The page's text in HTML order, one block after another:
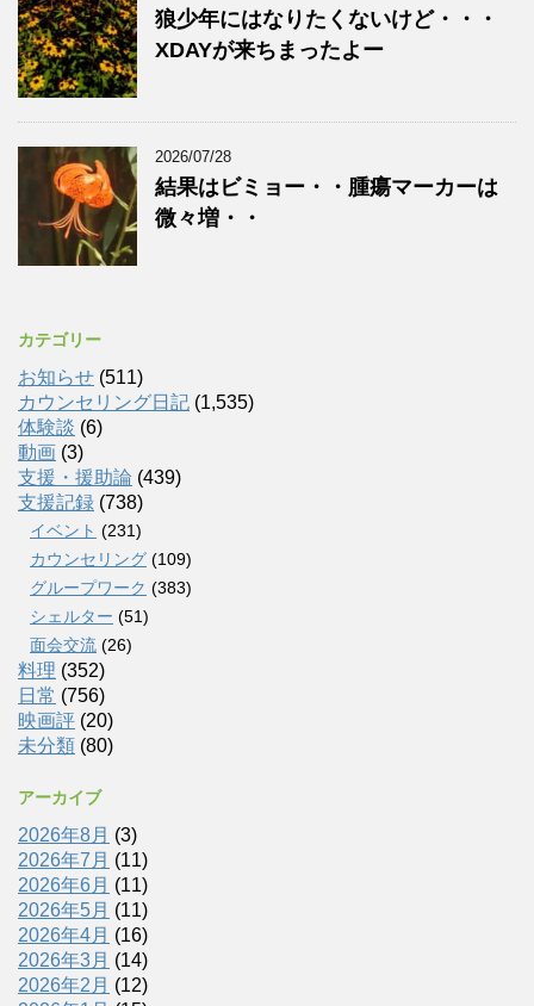
狼少年にはなりたくないけど・・・
XDAYが来ちまったよー
2026/07/28
結果はビミョー・・腫瘍マーカーは
微々増・・
カテゴリー
お知らせ (511)
カウンセリング日記 (1,535)
体験談 (6)
動画 (3)
支援・援助論 (439)
支援記録 (738)
イベント (231)
カウンセリング (109)
グループワーク (383)
シェルター (51)
面会交流 (26)
料理 (352)
日常 (756)
映画評 (20)
未分類 (80)
アーカイブ
2026年8月 (3)
2026年7月 (11)
2026年6月 (11)
2026年5月 (11)
2026年4月 (16)
2026年3月 (14)
2026年2月 (12)